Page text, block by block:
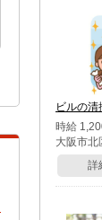
市・鶴
区・市
市・柏
市・足
子市・
ビルの清
時給
大阪市北
詳